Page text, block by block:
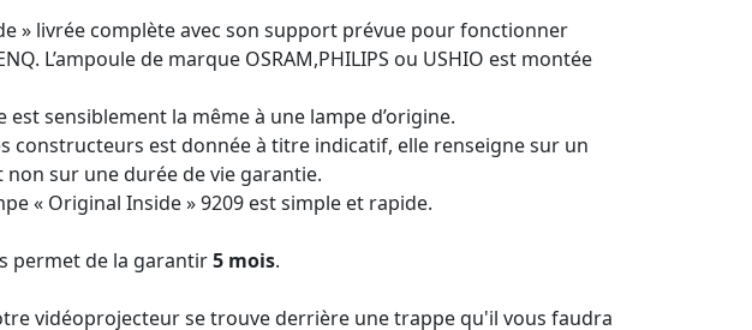
» livrée complète avec son support prévue pour fonctionner
L’ampoule de marque OSRAM,PHILIPS ou USHIO est montée
est sensiblement la même à une lampe d’origine.
constructeurs est donnée à titre indicatif, elle renseigne sur un
sur une durée de vie garantie.
« Original Inside » 9209 est simple et rapide.
permet de la garantir5 mois.
vidéoprojecteur se trouve derrière une trappe qu'il vous faudra